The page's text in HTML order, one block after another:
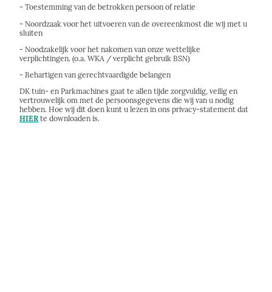
- Toestemming van de betrokken persoon of relatie
- Noordzaak voor het uitvoeren van de overeenkmost die wij met u
sluiten
- Noodzakelijk voor het nakomen van onze wettelijke
verplichtingen. (o.a. WKA / verplicht gebruik BSN)
- Behartigen van gerechtvaardigde belangen
DK tuin- en Parkmachines gaat te allen tijde zorgvuldig, veilig en
vertrouwelijk om met de persoonsgegevens die wij van u nodig
hebben. Hoe wij dit doen kunt u lezen in ons privacy-statement dat
HIERte downloaden is.